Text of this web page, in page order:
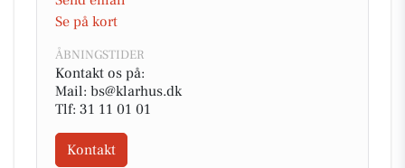
Se på kort
ÅBNINGSTIDER
Kontakt os på:
Mail: bs@klarhus.dk
Tlf: 31 11 01 01
Kontakt